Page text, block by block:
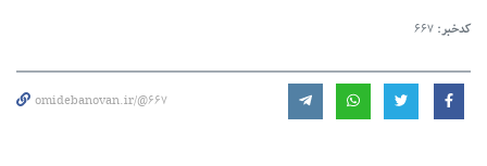
کدخبر: 667
omidebanovan.ir/@667